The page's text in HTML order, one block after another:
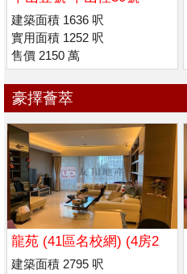
建築面積 1636 呎
實用面積 1252 呎
售價 2150 萬
豪擇薈萃
龍苑 (41區名校網) (4房2
套) (低密度)
建築面積 2795 呎